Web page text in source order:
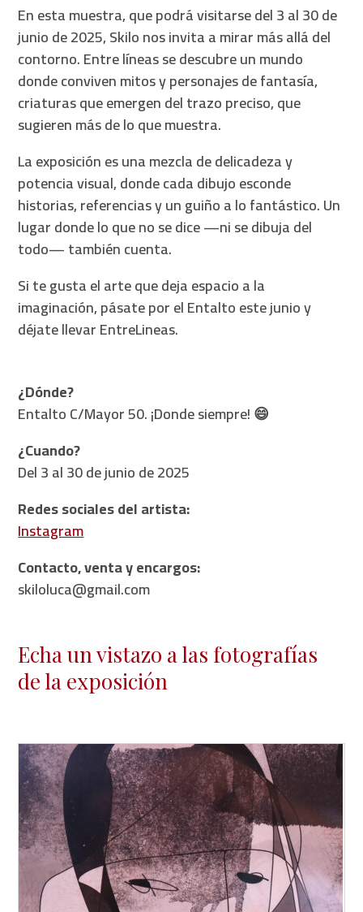
En esta muestra, que podrá visitarse del 3 al 30 de
junio de 2025, Skilo nos invita a mirar más allá del
contorno. Entre líneas se descubre un mundo
donde conviven mitos y personajes de fantasía,
criaturas que emergen del trazo preciso, que
sugieren más de lo que muestra.
La exposición es una mezcla de delicadeza y
potencia visual, donde cada dibujo esconde
historias, referencias y un guiño a lo fantástico. Un
lugar donde lo que no se dice —ni se dibuja del
todo— también cuenta.
Si te gusta el arte que deja espacio a la
imaginación, pásate por el Entalto este junio y
déjate llevar EntreLineas.
¿Dónde?
Entalto C/Mayor 50. ¡Donde siempre! 😄
¿Cuando?
Del 3 al 30 de junio de 2025
Redes sociales del artista:
Instagram
Contacto, venta y encargos:
skiloluca@gmail.com
Echa un vistazo a las fotografías
de la exposición